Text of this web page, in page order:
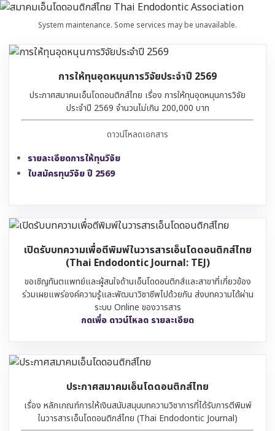
System maintenance. Some services may be unavailable.
การให้ทุนอุดหนุนการวิจัยประจำปี 2569
ประกาศสมาคมเอ็นโดดอนติกส์ไทย เรื่อง การให้ทุนอุดหนุนการวิจัย
ประจำปี 2569 จำนวนไม่เกิน 200,000 บาท
ดาวน์โหลดเอกสาร
รายละเอียดการให้ทุนวิจัย
ใบสมัครทุนวิจัย ปี 2569
เปิดรับบทความเพื่อตีพิมพ์ในวารสารเอ็นโดดอนติกส์ไทย
(Thai Endodontic Journal: TEJ)
ขอเชิญทันตแพทย์และผู้สนใจด้านเอ็นโดดอนติกส์และสาขาที่เกี่ยวข้อง
ร่วมเผยแพร่องค์ความรู้และพัฒนาวิชาชีพไปด้วยกัน ส่งบทความได้ผ่าน
ระบบ Online ของวารสาร
กดเพื่อ ดาวน์โหลด รายละเอียด
ประกาศสมาคมเอ็นโดดอนติกส์ไทย
เรื่อง หลักเกณฑ์การให้เงินสนับสนุนบทความวิชาการที่ได้รับการตีพิมพ์
ในวารสารเอ็นโดดอนติกส์ไทย (Thai Endodontic Journal)